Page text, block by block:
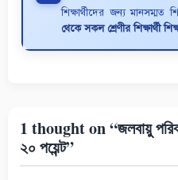
শিক্ষার্থীদের জন্য মানসম্মত
থেকে সকল শ্রেণীর শিক্ষার্থী
1 thought on “জলবায়ু
২০ পয়েন্ট”